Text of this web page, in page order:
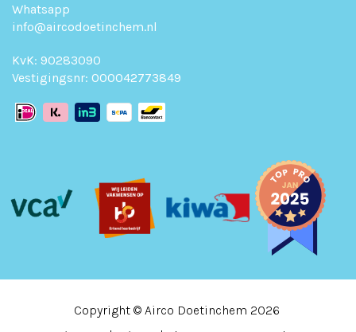
Whatsapp
info@aircodoetinchem.nl
KvK: 90283090
Vestigingsnr: 000042773849
Copyright © Airco Doetinchem 2026